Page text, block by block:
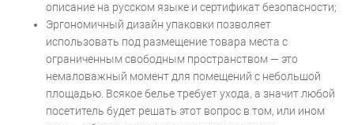
описание на русском языке и сертификат безопасности;
Эргономичный дизайн упаковки позволяет
использовать под размещение товара места с
ограниченным свободным пространством — это
немаловажный момент для помещений с небольшой
площадью. Всякое белье требует ухода, а значит любой
посетитель будет решать этот вопрос в том, или ином